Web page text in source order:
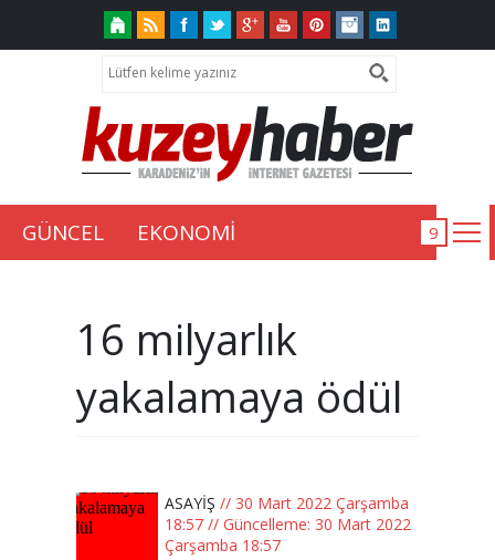
GÜNCEL EKONOMİ
16 milyarlık
yakalamaya ödül
ASAYİŞ // 30 Mart 2022 Çarşamba
18:57 // Güncelleme: 30 Mart 2022
Çarşamba 18:57